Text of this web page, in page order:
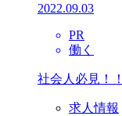
2022.09.03
PR
働く
社会人必見！
求人情報